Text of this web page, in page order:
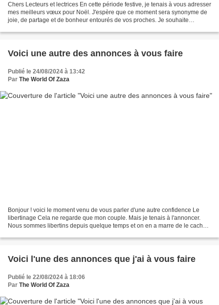
Chers Lecteurs et lectrices En cette période festive, je tenais à vous adresser
mes meilleurs vœux pour Noël. J'espère que ce moment sera synonyme de
joie, de partage et de bonheur entourés de vos proches. Je souhaite
Voici une autre des annonces à vous faire
Publié le 24/08/2024 à 13:42
Par The World Of Zaza
Bonjour ! voici le moment venu de vous parler d'une autre confidence Le
libertinage Cela ne regarde que mon couple. Mais je tenais à l'annoncer.
Nous sommes libertins depuis quelque temps et on en a marre de le cacher
Voici l'une des annonces que j'ai à vous faire
Publié le 22/08/2024 à 18:06
Par The World Of Zaza